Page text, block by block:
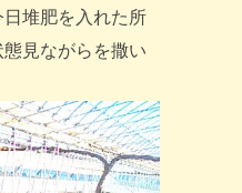
堆肥を入れた所
見ながらを撒い